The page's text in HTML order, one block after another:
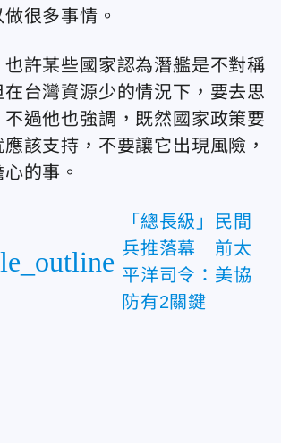
很多事情。
許某些國家認為潛艦是不對稱
台灣資源少的情況下，要去思
過他也強調，既然國家政策要
該支持，不要讓它出現風險，
的事。
「總長級」民間
兵推落幕 前太
平洋司令：美協
防有2關鍵